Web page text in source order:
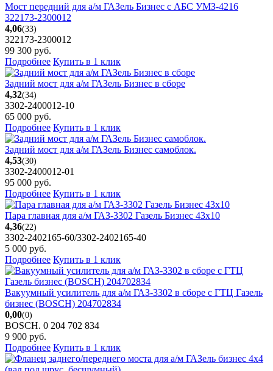
Мост передний для а/м ГАЗель Бизнес с АБС УМЗ-4216
322173-2300012
4,06(33)
322173-2300012
99 300 руб.
Подробнее Купить в 1 клик
Задний мост для а/м ГАЗель Бизнес в сборе
4,32(34)
3302-2400012-10
65 000 руб.
Подробнее Купить в 1 клик
Задний мост для а/м ГАЗель Бизнес самоблок.
4,53(30)
3302-2400012-01
95 000 руб.
Подробнее Купить в 1 клик
Пара главная для а/м ГАЗ-3302 Газель Бизнес 43х10
4,36(22)
3302-2402165-60/3302-2402165-40
5 000 руб.
Подробнее Купить в 1 клик
Вакуумный усилитель для а/м ГАЗ-3302 в сборе с ГТЦ Газель
бизнес (BOSCH) 204702834
0,00(0)
BOSCH. 0 204 702 834
9 900 руб.
Подробнее Купить в 1 клик